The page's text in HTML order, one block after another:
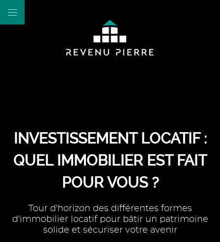
INVESTISSEMENT LOCATIF :
QUEL IMMOBILIER EST FAIT
POUR VOUS ?
Tour d'horizon des différentes formes
d'immobilier locatif pour bâtir un patrimoine
solide et sécuriser votre avenir